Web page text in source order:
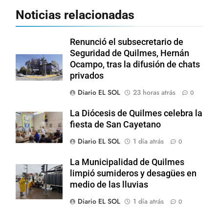
Noticias relacionadas
Renunció el subsecretario de
Seguridad de Quilmes, Hernán
Ocampo, tras la difusión de chats
privados
Diario EL SOL
23 horas atrás 0
La Diócesis de Quilmes celebra la
fiesta de San Cayetano
Diario EL SOL
1 día atrás 0
La Municipalidad de Quilmes
limpió sumideros y desagües en
medio de las lluvias
Diario EL SOL
1 día atrás 0